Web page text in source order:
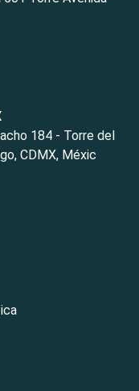
184 - Torre del
CDMX, Méxic